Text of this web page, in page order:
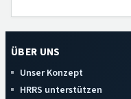
ÜBER UNS
Unser Konzept
HRRS unterstützen